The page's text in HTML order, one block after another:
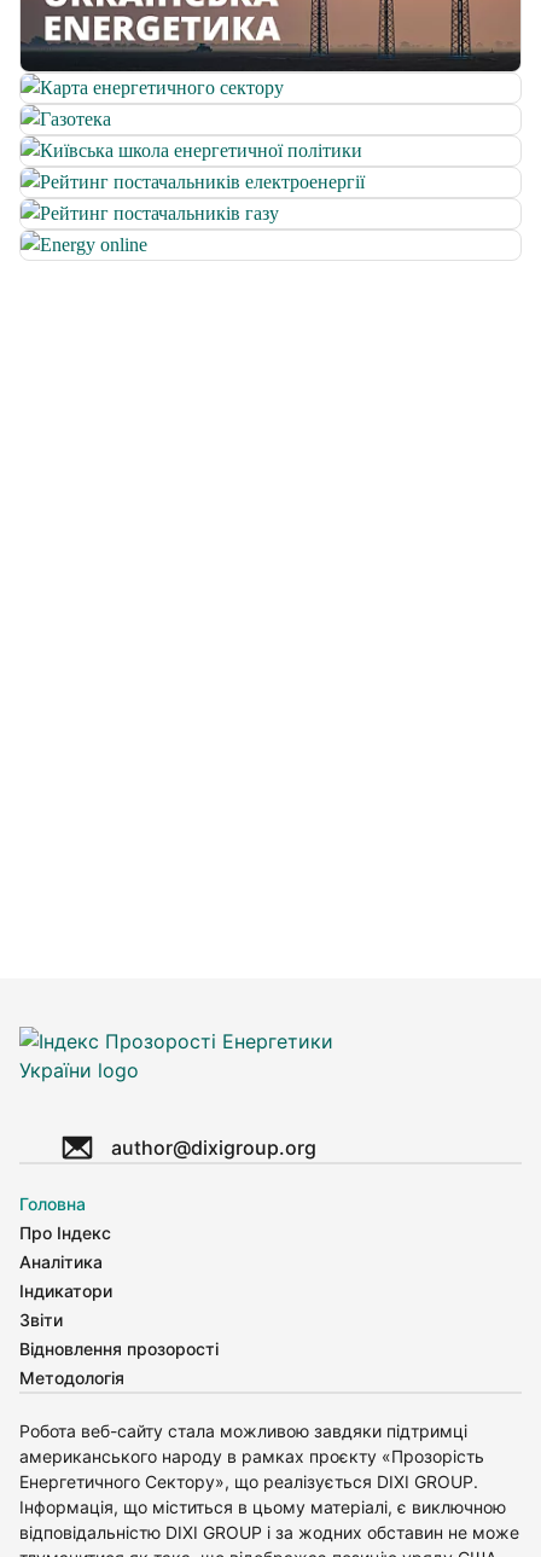
author@dixigroup.org
Головна
Про Індекс
Аналітика
Індикатори
Звіти
Відновлення прозорості
Методологія
Робота веб-сайту стала можливою завдяки підтримці
американського народу в рамках проєкту «Прозорість
Енергетичного Сектору», що реалізується DIXI GROUP.
Інформація, що міститься в цьому матеріалі, є виключною
відповідальністю DIXI GROUP і за жодних обставин не може